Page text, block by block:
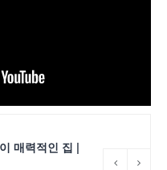
매력적인 집 |